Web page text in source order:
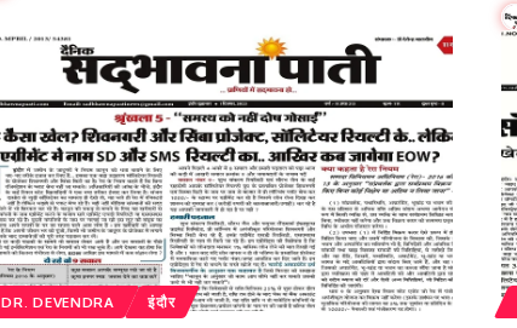
DR. DEVENDRA इंदौर